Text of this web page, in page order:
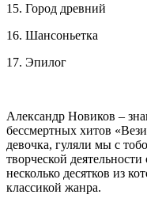
15. Город древний
16. Шансоньетка
17. Эпилог
Александр Новиков –
бессмертных хитов
девочка, гуляли мы с
творческой
несколько десятков из
классикой жанра.